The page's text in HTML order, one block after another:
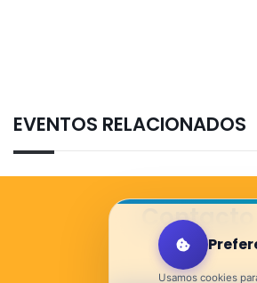
EVENTOS RELACIONADOS
Contacto
Usamos cookies